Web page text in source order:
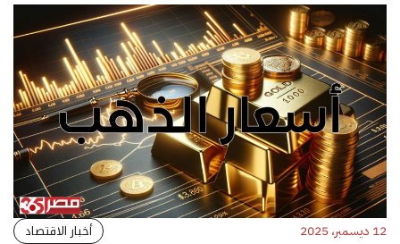
12 ديسمبر، 2025 أخبار الاقتصاد